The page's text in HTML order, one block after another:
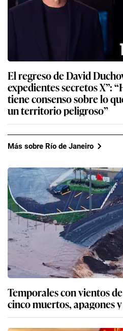
El regreso de David
expedientes secretos X”:
tiene consenso sobre lo
un territorio peligroso”
Más sobre Río de Janeiro
Temporales con vientos
cinco muertos, apagones